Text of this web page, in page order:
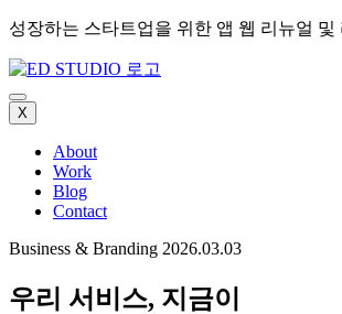
성장하는 스타트업을 위한 앱 웹 리뉴얼 및
X
About
Work
Blog
Contact
Business & Branding 2026.03.03
우리 서비스, 지금이